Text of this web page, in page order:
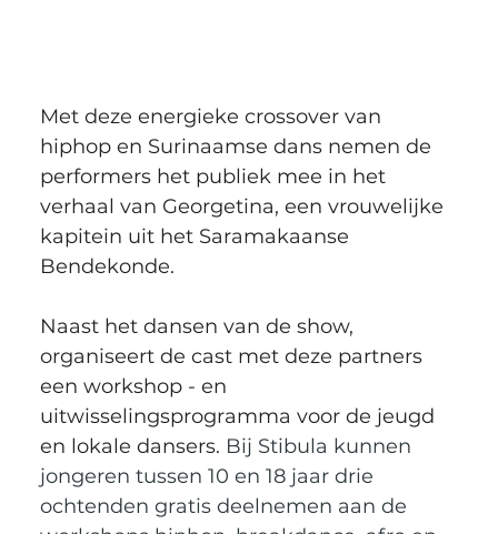
Met deze energieke crossover van
hiphop en Surinaamse dans nemen de
performers het publiek mee in het
verhaal van Georgetina, een vrouwelijke
kapitein uit het Saramakaanse
Bendekonde.
Naast het dansen van de show,
organiseert de cast met deze partners
een workshop - en
uitwisselingsprogramma voor de jeugd
en lokale dansers. Bij Stibula kunnen
jongeren tussen 10 en 18 jaar drie
ochtenden gratis deelnemen aan de